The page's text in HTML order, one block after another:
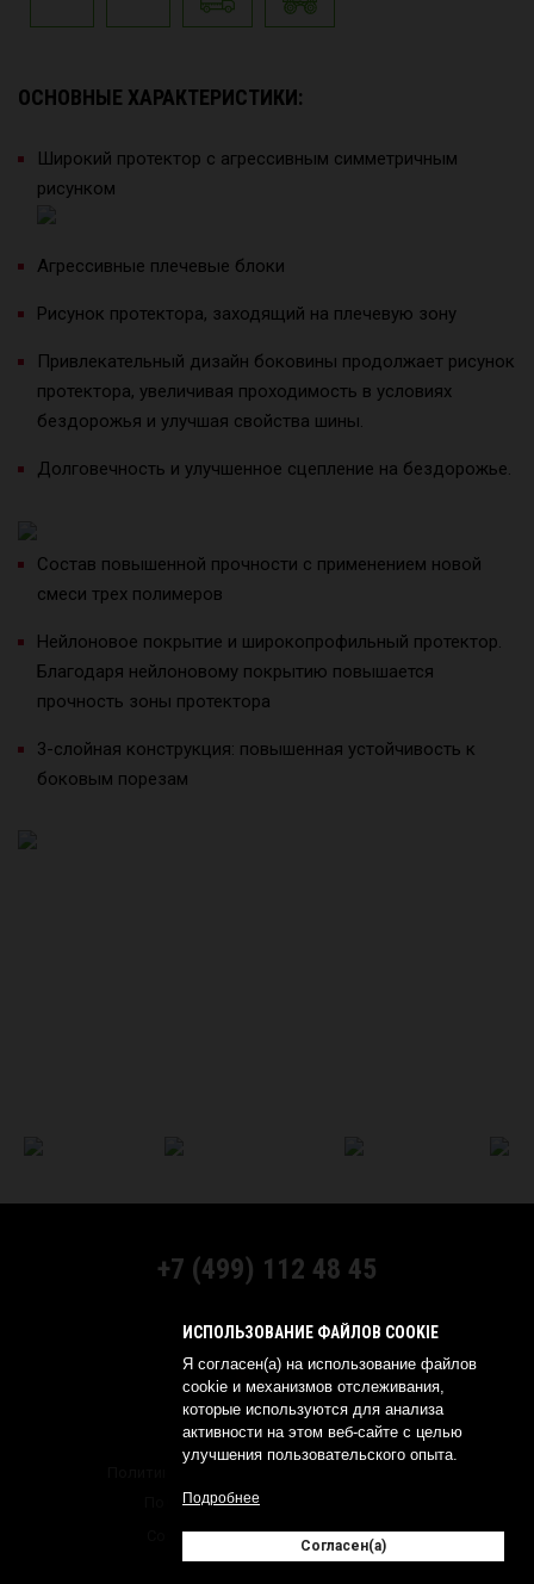
ОСНОВНЫЕ ХАРАКТЕРИСТИКИ:
Широкий протектор с агрессивным симметричным
рисунком
Агрессивные плечевые блоки
Рисунок протектора, заходящий на плечевую зону
Привлекательный дизайн боковины продолжает рисунок
протектора, увеличивая проходимость в условиях
бездорожья и улучшая свойства шины.
Долговечность и улучшенное сцепление на бездорожье.
Состав повышенной прочности с применением новой
смеси трех полимеров
Нейлоновое покрытие и широкопрофильный протектор.
Благодаря нейлоновому покрытию повышается
прочность зоны протектора
3-слойная конструкция: повышенная устойчивость к
боковым порезам
+7 (499) 112 48 45
МЫ В СОЦСЕТЯХ:
© 2026 YOKOHAMA RUSSIA
Политика о конфиденциальности
Создание сайта —
ИСПОЛЬЗОВАНИЕ ФАЙЛОВ COOKIE
Я согласен(а) на использование файлов
cookie и механизмов отслеживания,
которые используются для анализа
активности на этом веб-сайте с целью
улучшения пользовательского опыта.
Подробнее
Согласен(а)